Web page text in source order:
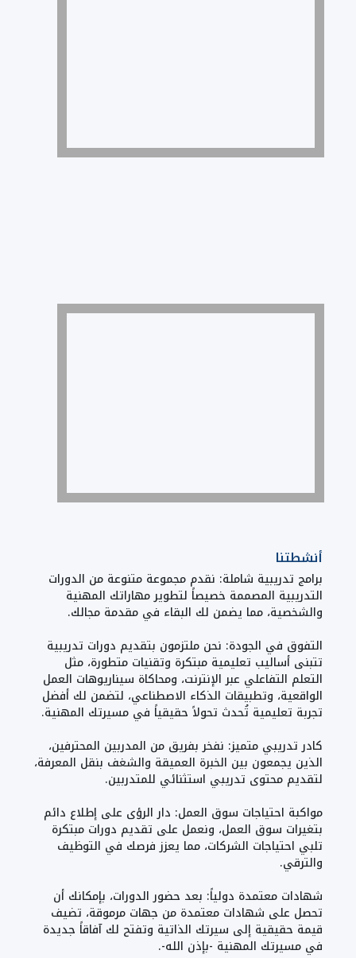
أنشطتنا
برامج تدريبية شاملة: نقدم مجموعة متنوعة من الدورات
التدريبية المصممة خصيصاً لتطوير مهاراتك المهنية
والشخصية، مما يضمن لك البقاء في مقدمة مجالك.
التفوق في الجودة: نحن ملتزمون بتقديم دورات تدريبية
تتبنى أساليب تعليمية مبتكرة وتقنيات متطورة، مثل
التعلم التفاعلي عبر الإنترنت، ومحاكاة سيناريوهات العمل
الواقعية، وتطبيقات الذكاء الاصطناعي، لتضمن لك أفضل
تجربة تعليمية تُحدث تحولاً حقيقياً في مسيرتك المهنية.
كادر تدريبي متميز: نفخر بفريق من المدربين المحترفين،
الذين يجمعون بين الخبرة العميقة والشغف بنقل المعرفة،
لتقديم محتوى تدريبي استثنائي للمتدربين.
مواكبة احتياجات سوق العمل: دار الرؤى على إطلاع دائم
بتغيرات سوق العمل، ونعمل على تقديم دورات مبتكرة
تلبي احتياجات الشركات، مما يعزز فرصك في التوظيف
والترقي.
شهادات معتمدة دولياً: بعد حضور الدورات، بإمكانك أن
تحصل على شهادات معتمدة من جهات مرموقة، تضيف
قيمة حقيقية إلى سيرتك الذاتية وتفتح لك آفاقاً جديدة
في مسيرتك المهنية -بإذن الله-.